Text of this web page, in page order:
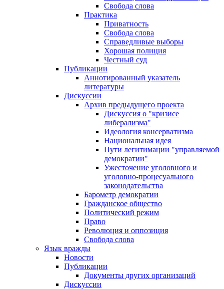
Свобода слова
Практика
Приватность
Свобода слова
Справедливые выборы
Хорошая полиция
Честный суд
Публикации
Аннотированный указатель
литературы
Дискуссии
Архив предыдущего проекта
Дискуссия о "кризисе
либерализма"
Идеология консерватизма
Национальная идея
Пути легитимации "управляемой
демократии"
Ужесточение уголовного и
уголовно-процесуального
законодательства
Барометр демократии
Гражданское общество
Политический режим
Право
Революция и оппозиция
Свобода слова
Язык вражды
Новости
Публикации
Документы других организаций
Дискуссии